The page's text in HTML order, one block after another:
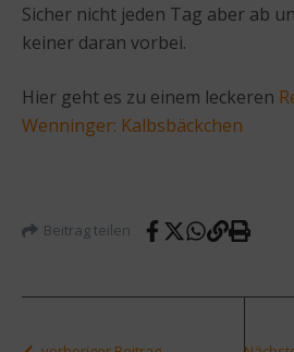
Sicher nicht jeden Tag aber ab
keiner daran vorbei.
Hier geht es zu einem leckeren
Wenninger: Kalbsbäckchen
Beitrag teilen